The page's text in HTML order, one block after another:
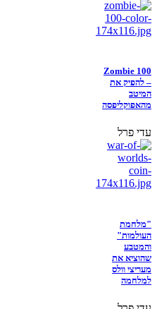
Zombie 100
– להפיק את
המיטב
מהאפוקליפסה
עדי פרל
"מלחמת
העולמות"
והמטבע
שהוציא את
מעריצי וולס
למלחמה